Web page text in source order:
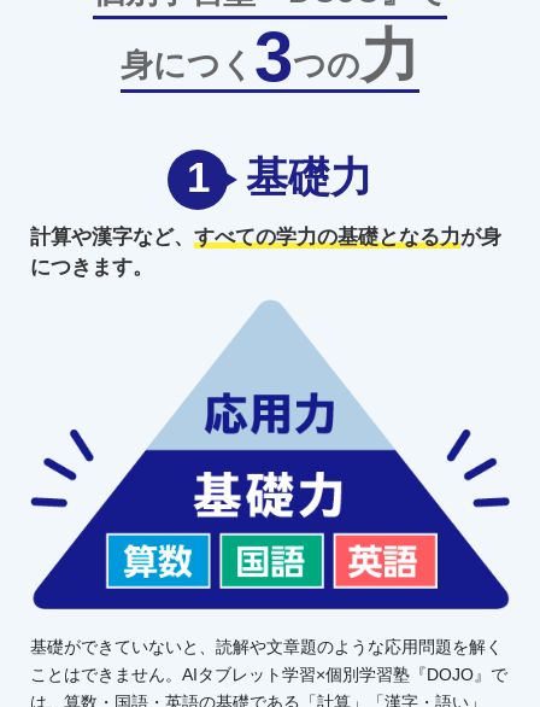
身につく 3つの力
1 基礎力
計算や漢字など、 すべての学力の基礎となる力が身
につきます。
基礎ができていないと、読解や文章題のような応用問題を解く
ことはできません。AIタブレット学習×個別学習塾『DOJO』で
は、算数・国語・英語の基礎である「計算」「漢字・語い」